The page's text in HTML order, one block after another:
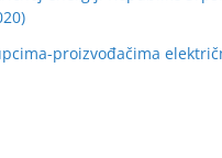
proizvođačima